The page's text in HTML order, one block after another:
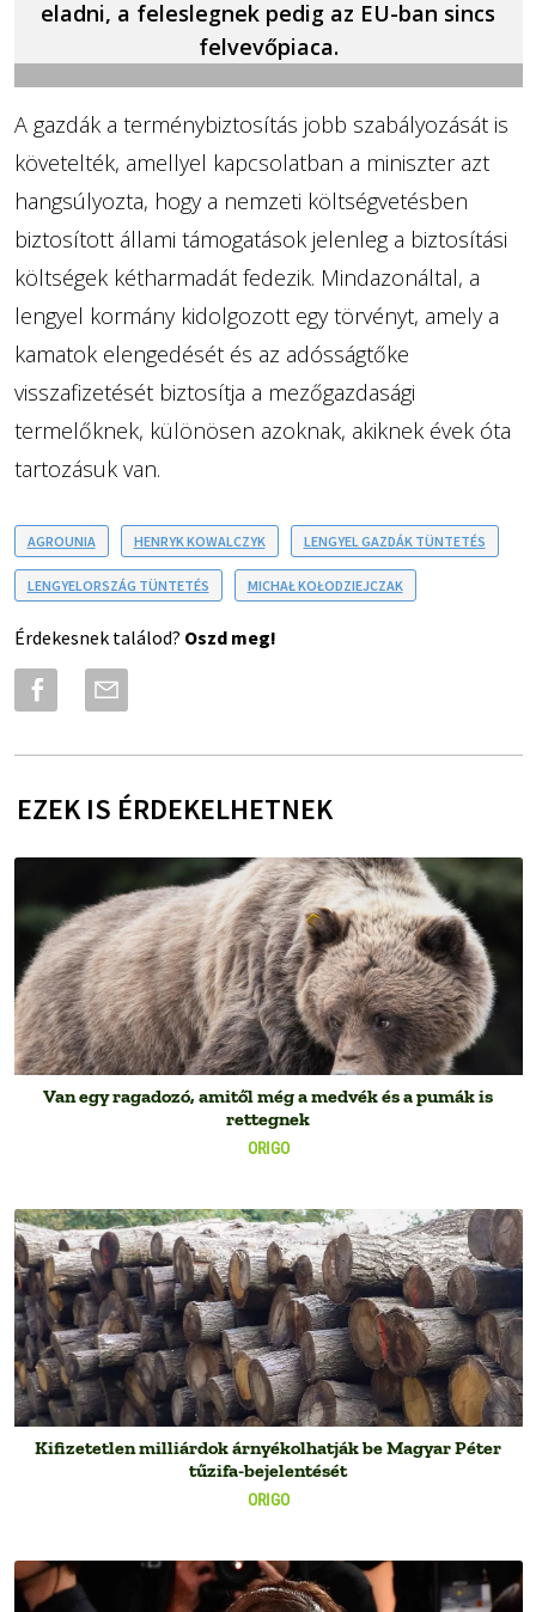
eladni, a feleslegnek pedig az EU-ban sincs
felvevőpiaca.
A gazdák a terménybiztosítás jobb szabályozását is
követelték, amellyel kapcsolatban a miniszter azt
hangsúlyozta, hogy a nemzeti költségvetésben
biztosított állami támogatások jelenleg a biztosítási
költségek kétharmadát fedezik. Mindazonáltal, a
lengyel kormány kidolgozott egy törvényt, amely a
kamatok elengedését és az adósságtőke
visszafizetését biztosítja a mezőgazdasági
termelőknek, különösen azoknak, akiknek évek óta
tartozásuk van.
AGROUNIA HENRYK KOWALCZYK LENGYEL GAZDÁK TÜNTETÉS
LENGYELORSZÁG TÜNTETÉS MICHAŁ KOŁODZIEJCZAK
Érdekesnek találod? Oszd meg!
EZEK IS ÉRDEKELHETNEK
ORIGO
Van egy ragadozó, amitől még a medvék és a pumák is
rettegnek
ORIGO
Kifizetetlen milliárdok árnyékolhatják be Magyar Péter
tűzifa-bejelentését